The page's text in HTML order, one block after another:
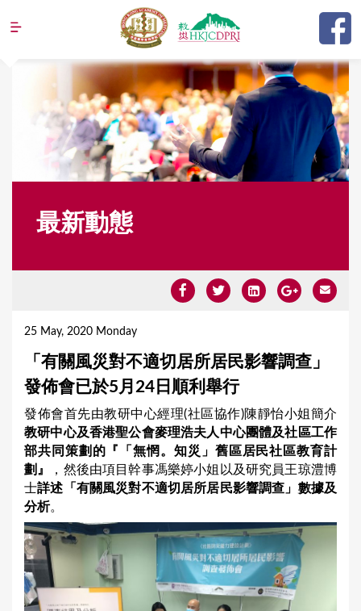
Jump to navigation
最新動態
25 May, 2020 Monday
「有關風災對不適切居所居民影響調查」
發佈會已於5月24日順利舉行
發佈會首先由教研中心經理(社區協作)陳靜怡小姐簡介
教研中心及香港聖公會麥理浩夫人中心團體及社區工作
部共同策劃的『「無惘。知災」舊區居民社區教育計
劃』
，然後由項目幹事馮樂婷小姐以及研究員王琼澧博
士詳述「有關風災對不適切居所居民影響調查」數據及
分析。